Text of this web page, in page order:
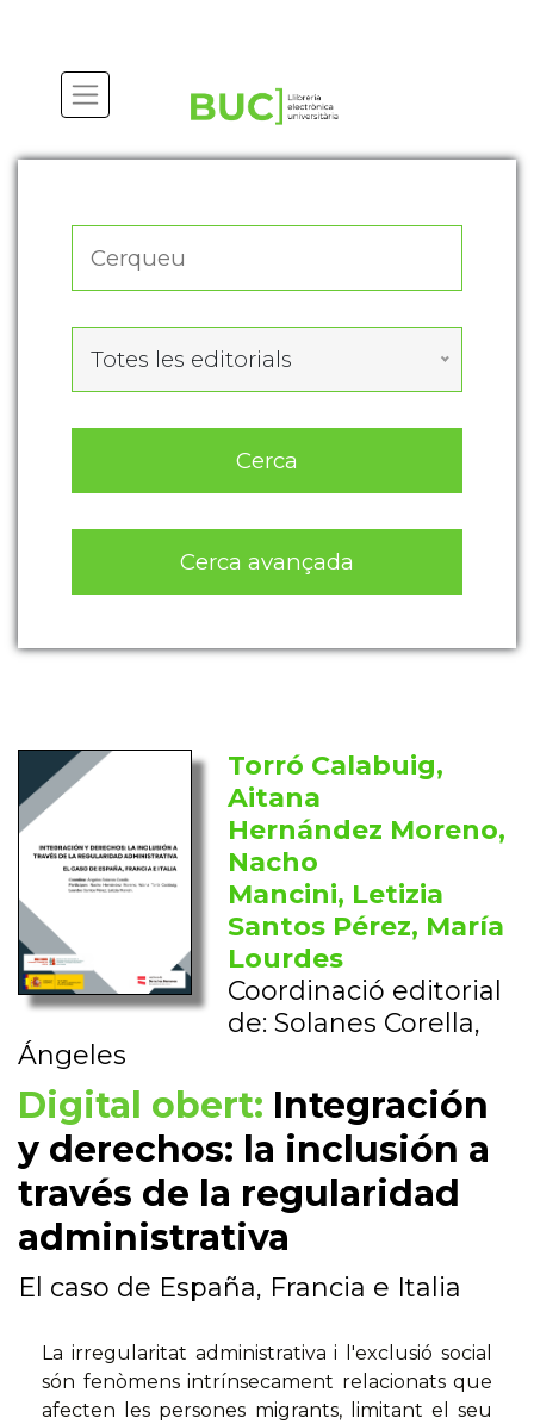
Totes les editorials
Cerca
Cerca avançada
Torró Calabuig,
Aitana
Hernández Moreno,
Nacho
Mancini, Letizia
Santos Pérez, María
Lourdes
Coordinació editorial
de: Solanes Corella,
Ángeles
Digital obert: Integración
y derechos: la inclusión a
través de la regularidad
administrativa
El caso de España, Francia e Italia
La irregularitat administrativa i l'exclusió social
són fenòmens intrínsecament relacionats que
afecten les persones migrants, limitant el seu